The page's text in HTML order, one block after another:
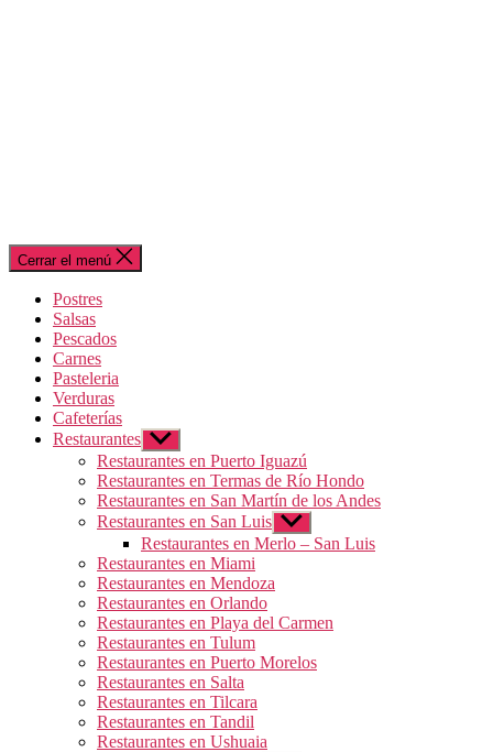
Cerrar el menú
Postres
Salsas
Pescados
Carnes
Pasteleria
Verduras
Cafeterías
Restaurantes Mostrar
el
submenú
Restaurantes en Puerto Iguazú
Restaurantes en Termas de Río Hondo
Restaurantes en San Martín de los Andes
Restaurantes en San Luis Mostrar
el
submenú
Restaurantes en Merlo – San Luis
Restaurantes en Miami
Restaurantes en Mendoza
Restaurantes en Orlando
Restaurantes en Playa del Carmen
Restaurantes en Tulum
Restaurantes en Puerto Morelos
Restaurantes en Salta
Restaurantes en Tilcara
Restaurantes en Tandil
Restaurantes en Ushuaia